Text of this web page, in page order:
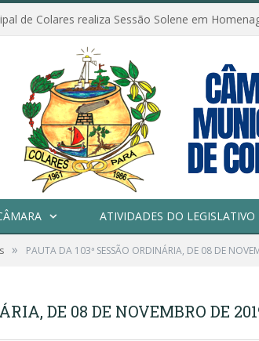
ATIVIDADES DO LEGISLATIVO
» PAUTA DA 103ª SESSÃO ORDINÁRIA, DE 08 DE
DE 08 DE NOVEMBRO DE